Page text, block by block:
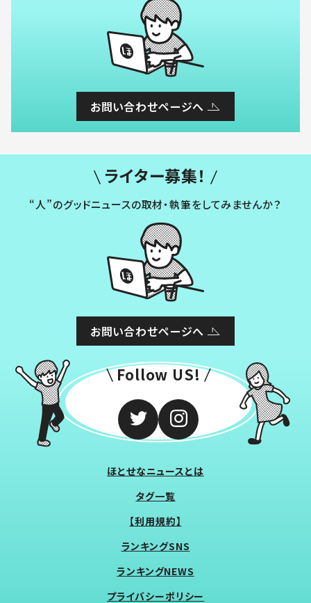
お問い合わせページへ
ライター募集！
“人”のグッドニュースの取材・執筆をしてみませんか？
お問い合わせページへ
Follow US!
ほとせなニュースとは
タグ一覧
【利用規約】
ランキングSNS
ランキングNEWS
プライバシーポリシー